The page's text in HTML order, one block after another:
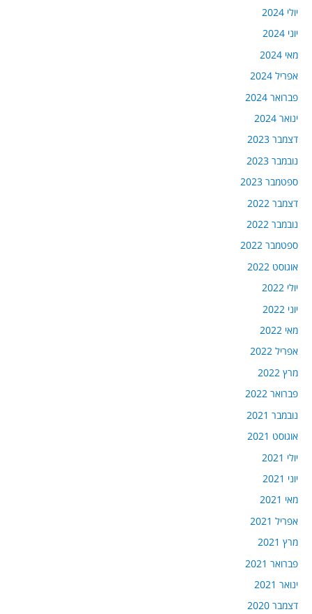
יולי 2024
יוני 2024
מאי 2024
אפריל 2024
פברואר 2024
ינואר 2024
דצמבר 2023
נובמבר 2023
ספטמבר 2023
דצמבר 2022
נובמבר 2022
ספטמבר 2022
אוגוסט 2022
יולי 2022
יוני 2022
מאי 2022
אפריל 2022
מרץ 2022
פברואר 2022
נובמבר 2021
אוגוסט 2021
יולי 2021
יוני 2021
מאי 2021
אפריל 2021
מרץ 2021
פברואר 2021
ינואר 2021
דצמבר 2020